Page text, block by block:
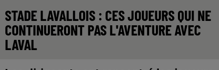
STADE LAVALLOIS : CES JOUEURS QUI NE
CONTINUERONT PAS L'AVENTURE AVEC
LAVAL